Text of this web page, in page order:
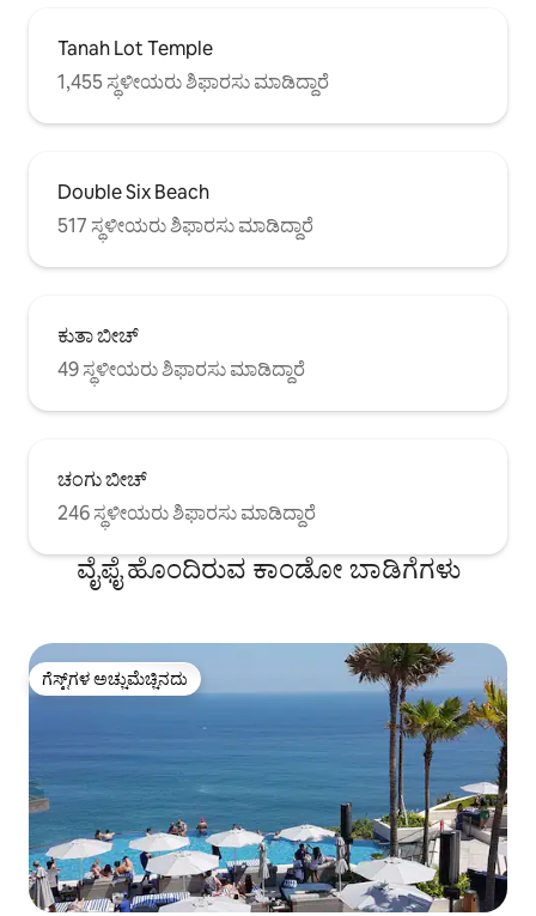
Tanah Lot Temple
1,455 ಸ್ಥಳೀಯರು ಶಿಫಾರಸು ಮಾಡಿದ್ದಾರೆ
Double Six Beach
517 ಸ್ಥಳೀಯರು ಶಿಫಾರಸು ಮಾಡಿದ್ದಾರೆ
ಕುತಾ ಬೀಚ್
49 ಸ್ಥಳೀಯರು ಶಿಫಾರಸು ಮಾಡಿದ್ದಾರೆ
ಚಂಗು ಬೀಚ್
246 ಸ್ಥಳೀಯರು ಶಿಫಾರಸು ಮಾಡಿದ್ದಾರೆ
ವೈಫೈ ಹೊಂದಿರುವ ಕಾಂಡೋ ಬಾಡಿಗೆಗಳು
ಗೆಸ್ಟ್‌ಗಳ ಅಚ್ಚುಮೆಚ್ಚಿನದು
ಗೆಸ್ಟ್‌ಗಳ ಅಚ್ಚುಮೆಚ್ಚಿನದು